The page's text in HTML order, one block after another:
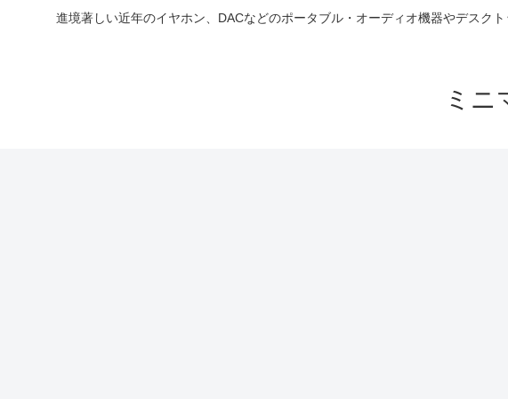
進境著しい近年のイヤホン、DACなどのポータブル・オーディオ機器やデスク
ミニ